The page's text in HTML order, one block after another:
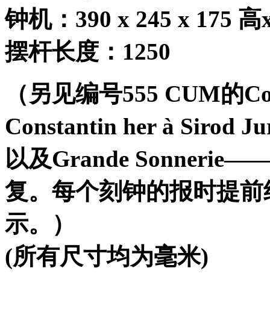
钟机： 390 x 245 x 175 高
摆杆长度： 1250
（另见编号555 CUM的
Constantin her à Sirod
以及Grande
复。每个刻钟的报时提前
示。）
(所有尺寸均为毫米)